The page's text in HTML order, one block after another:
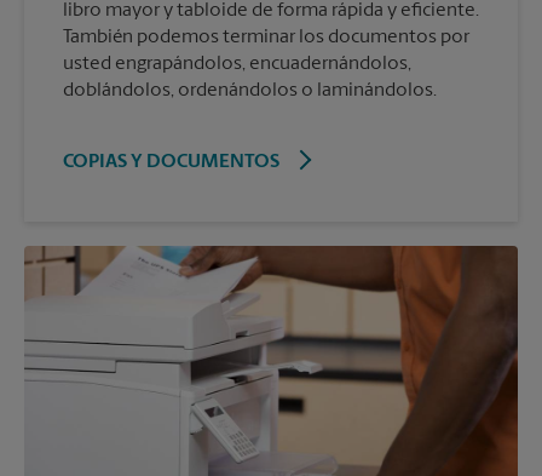
libro mayor y tabloide de forma rápida y eficiente.
También podemos terminar los documentos por
usted engrapándolos, encuadernándolos,
doblándolos, ordenándolos o laminándolos.
COPIAS Y DOCUMENTOS